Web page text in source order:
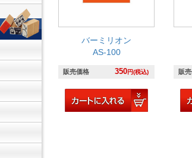
バーミリオン
AS-100
販売価格 350円(税込) 販